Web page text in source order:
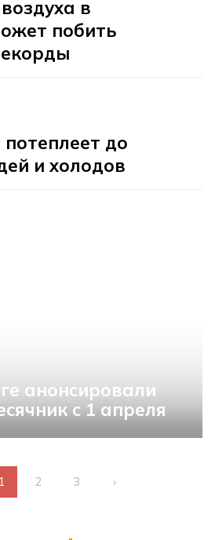
в
побить
до
и холодов
анонсировали
с 1 апреля
1 2 3 ›